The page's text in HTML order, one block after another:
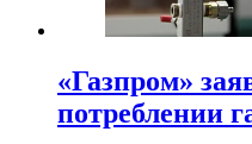
«Газпром»
потреблении